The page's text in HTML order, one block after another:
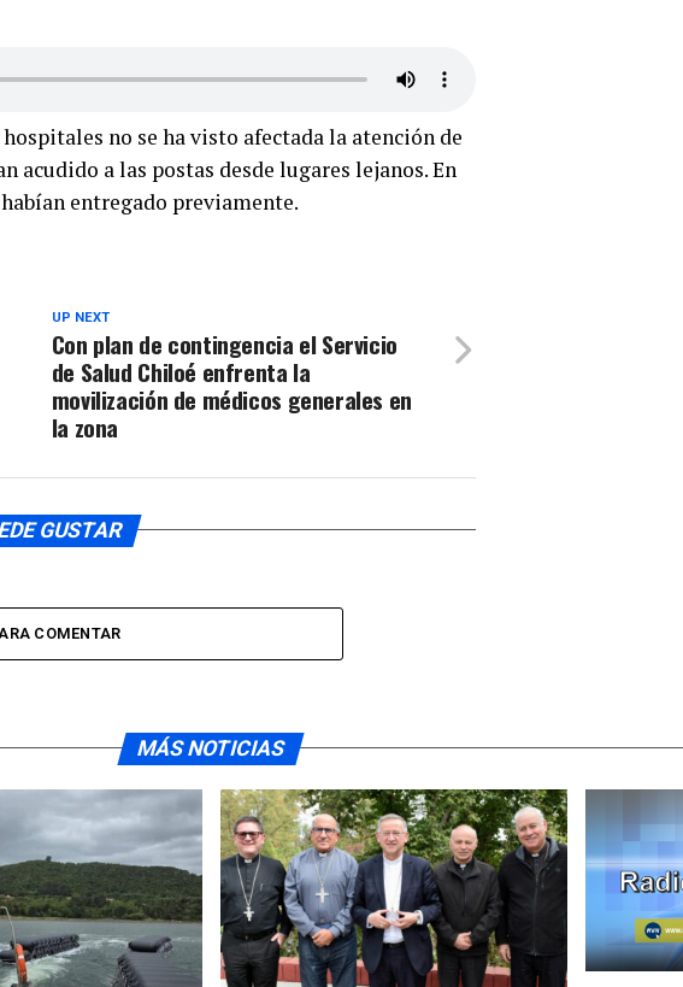
no se ha visto afectada la atención de
acudido a las postas desde lugares lejanos. En
entregado previamente.
UP NEXT
Con plan de contingencia el Servicio
de Salud Chiloé enfrenta la
movilización de médicos generales en
la zona
GUSTAR
COMENTAR
MÁS NOTICIAS